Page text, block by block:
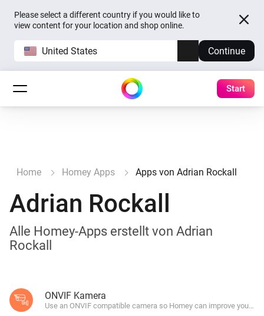
Please select a different country if you would like to
view content for your location and shop online.
United States Continue
Start
Home Homey Apps Apps von Adrian Rockall
Adrian Rockall
Alle Homey-Apps erstellt von Adrian
Rockall
ONVIF Kamera
Use an ONVIF compatible camera so Homey can improve your